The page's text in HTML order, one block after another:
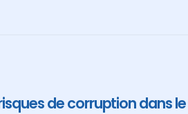
de corruption dans